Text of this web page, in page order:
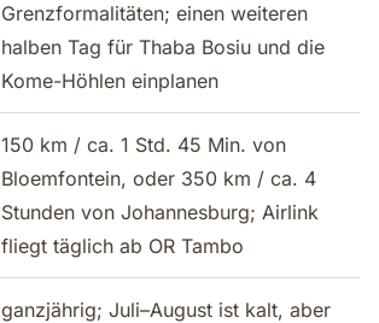
Grenzformalitäten; einen weiteren
halben Tag für Thaba Bosiu und die
Kome-Höhlen einplanen
150 km / ca. 1 Std. 45 Min. von
Bloemfontein, oder 350 km / ca. 4
Stunden von Johannesburg; Airlink
fliegt täglich ab OR Tambo
ganzjährig; Juli–August ist kalt, aber